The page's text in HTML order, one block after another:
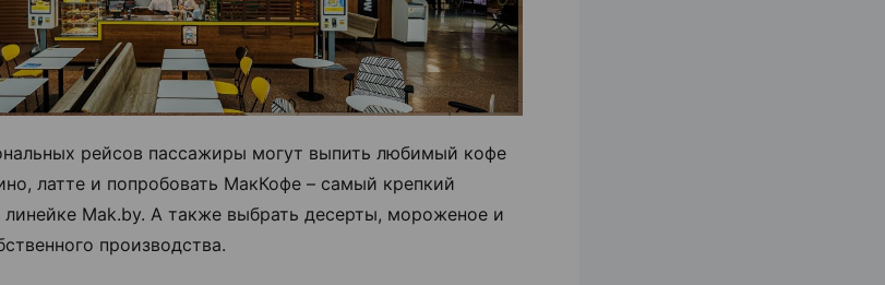
рейсов пассажиры могут выпить любимый кофе
латте и попробовать МакКофе – самый крепкий
линейке Mak.by. А также выбрать десерты, мороженое и
производства.